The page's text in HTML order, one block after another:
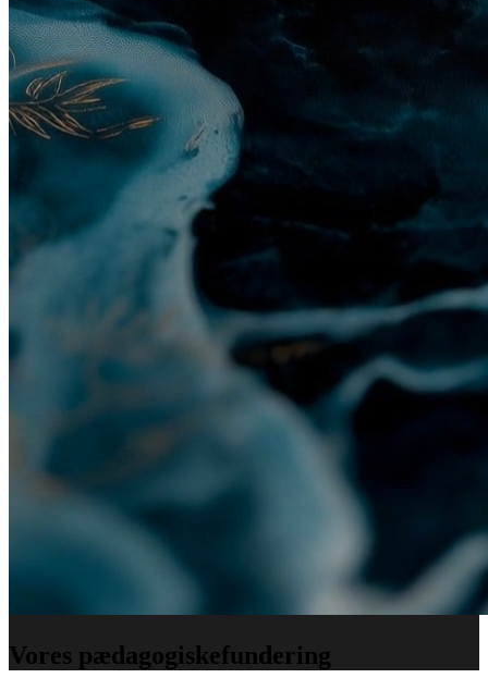
Vores pædagogiskefundering